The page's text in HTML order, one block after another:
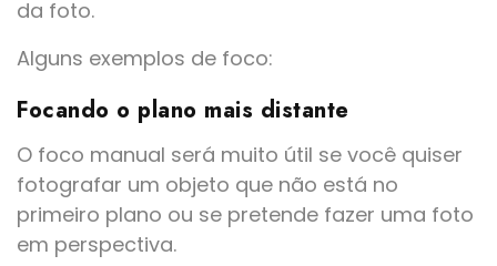
da foto.
Alguns exemplos de foco:
Focando o plano mais distante
O foco manual será muito útil se você quiser
fotografar um objeto que não está no
primeiro plano ou se pretende fazer uma foto
em perspectiva.